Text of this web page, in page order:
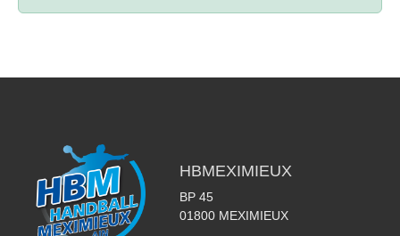
HBMEXIMIEUX
BP 45
01800 MEXIMIEUX